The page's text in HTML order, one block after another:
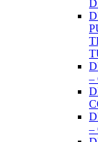
–
–